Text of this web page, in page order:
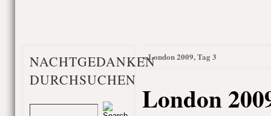
NACHTGEDANKEN
DURCHSUCHEN
«London 2009, Tag 3
London